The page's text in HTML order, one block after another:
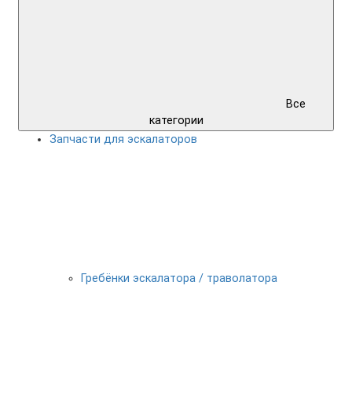
Все
категории
Запчасти для эскалаторов
Гребёнки эскалатора / траволатора